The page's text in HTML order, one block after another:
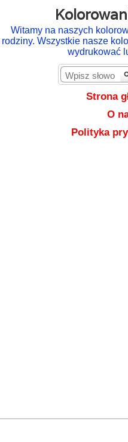
Witamy na naszych
rodziny. Wszystkie nasze
wydrukować
Strona
O
Polityka